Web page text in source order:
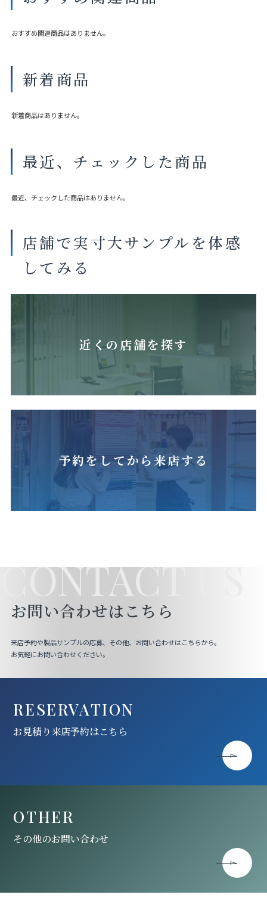
製品タイプやスラットカラーによって製作可能な寸法や仕様が異なる
操作性等は店舗にてご確認ください。
がございます。
※ペアタイプのレースはハニカム構造ではありません。
おすすめ関連商品はありません。
新着商品
新着商品はありません。
最近、チェックした商品
最近、チェックした商品はありません。
店舗で実寸大サンプルを体感
してみる
近くの店舗を探す
予約をしてから来店する
CONTACT US
お問い合わせはこちら
来店予約や製品サンプルの応募、その他、お問い合わせはこちらから。
お気軽にお問い合わせください。
RESERVATION
お見積り来店予約はこちら
OTHER
その他のお問い合わせ